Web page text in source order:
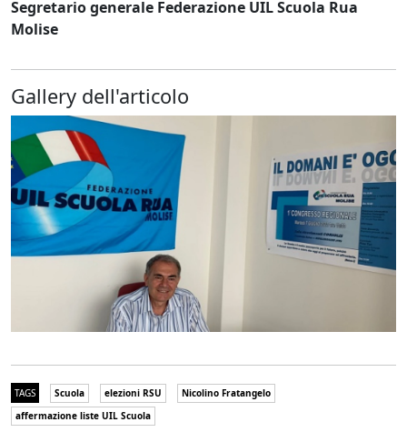
Segretario generale Federazione UIL Scuola Rua
Molise
Gallery dell'articolo
TAGS Scuola elezioni RSU
Nicolino Fratangelo
affermazione liste UIL Scuola